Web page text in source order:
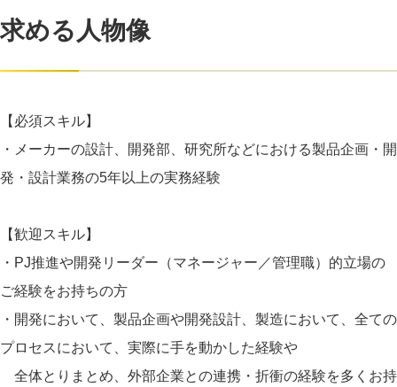
求める人物像
【必須スキル】
・メーカーの設計、開発部、研究所などにおける製品企画・開
発・設計業務の5年以上の実務経験
【歓迎スキル】
・PJ推進や開発リーダー（マネージャー／管理職）的立場の
ご経験をお持ちの方
・開発において、製品企画や開発設計、製造において、全ての
プロセスにおいて、実際に手を動かした経験や
全体とりまとめ、外部企業との連携・折衝の経験を多くお持